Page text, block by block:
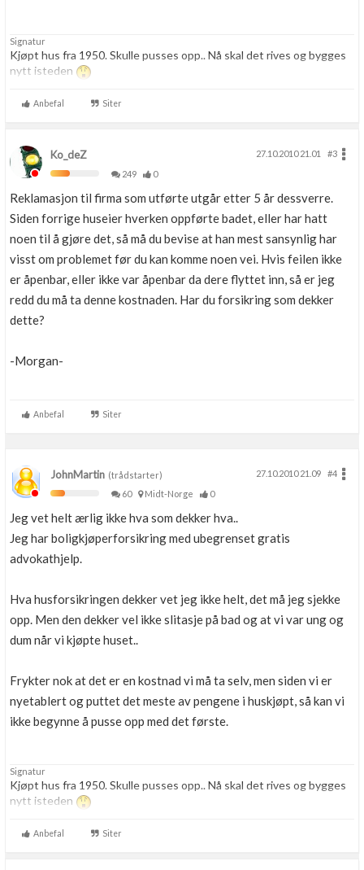
Signatur
Kjøpt hus fra 1950. Skulle pusses opp.. Nå skal det rives og bygges
nytt isteden
Anbefal Siter
Ko_deZ 27.10.2010 21.01
#3
249
0
Reklamasjon til firma som utførte utgår etter 5 år dessverre.
Siden forrige huseier hverken oppførte badet, eller har hatt
noen til å gjøre det, så må du bevise at han mest sansynlig har
visst om problemet før du kan komme noen vei. Hvis feilen ikke
er åpenbar, eller ikke var åpenbar da dere flyttet inn, så er jeg
redd du må ta denne kostnaden. Har du forsikring som dekker
dette?
-Morgan-
Anbefal Siter
JohnMartin (trådstarter) 27.10.2010 21.09
#4
60
Midt-Norge 0
Jeg vet helt ærlig ikke hva som dekker hva..
Jeg har boligkjøperforsikring med ubegrenset gratis
advokathjelp.
Hva husforsikringen dekker vet jeg ikke helt, det må jeg sjekke
opp. Men den dekker vel ikke slitasje på bad og at vi var ung og
dum når vi kjøpte huset..
Frykter nok at det er en kostnad vi må ta selv, men siden vi er
nyetablert og puttet det meste av pengene i huskjøpt, så kan vi
ikke begynne å pusse opp med det første.
Signatur
Kjøpt hus fra 1950. Skulle pusses opp.. Nå skal det rives og bygges
nytt isteden
Anbefal Siter